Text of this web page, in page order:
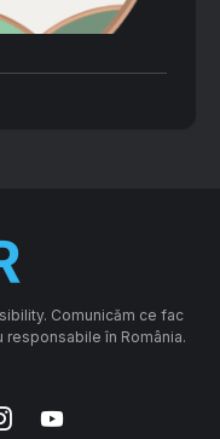
Comunicăm ce fac
în România.